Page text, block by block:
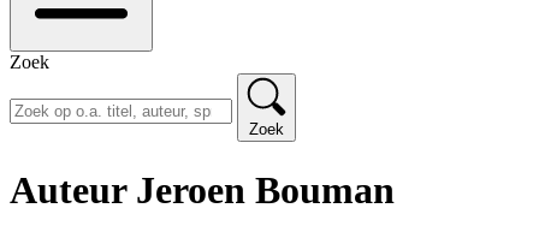
Zoek
Zoek
Auteur Jeroen Bouman